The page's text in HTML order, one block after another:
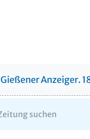
Gießener Anzeiger.